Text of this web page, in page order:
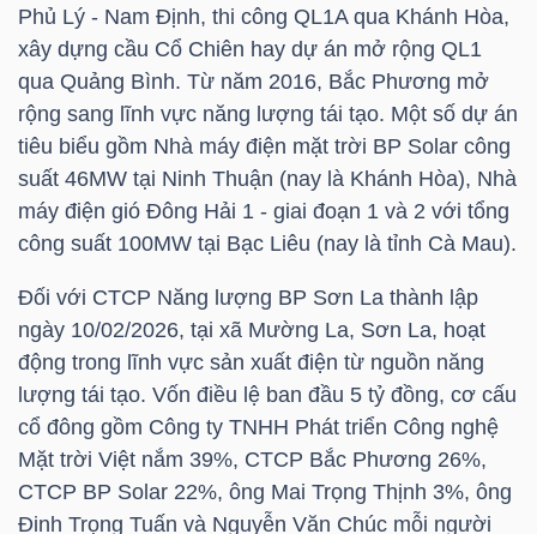
Phủ Lý - Nam Định, thi công QL1A qua Khánh Hòa,
xây dựng cầu Cổ Chiên hay dự án mở rộng QL1
qua Quảng Bình. Từ năm 2016, Bắc Phương mở
rộng sang lĩnh vực năng lượng tái tạo. Một số dự án
tiêu biểu gồm Nhà máy điện mặt trời BP Solar công
suất 46MW tại Ninh Thuận (nay là Khánh Hòa), Nhà
máy điện gió Đông Hải 1 - giai đoạn 1 và 2 với tổng
công suất 100MW tại Bạc Liêu (nay là tỉnh Cà Mau).
Đối với CTCP Năng lượng BP Sơn La thành lập
ngày 10/02/2026, tại xã Mường La, Sơn La, hoạt
động trong lĩnh vực sản xuất điện từ nguồn năng
lượng tái tạo. Vốn điều lệ ban đầu 5 tỷ đồng, cơ cấu
cổ đông gồm Công ty TNHH Phát triển Công nghệ
Mặt trời Việt nắm 39%, CTCP Bắc Phương 26%,
CTCP BP Solar 22%, ông Mai Trọng Thịnh 3%, ông
Đinh Trọng Tuấn và Nguyễn Văn Chúc mỗi người
NGUYÊN
VẬT
LIỆU
CÔNG
TIÊU
DÙNG